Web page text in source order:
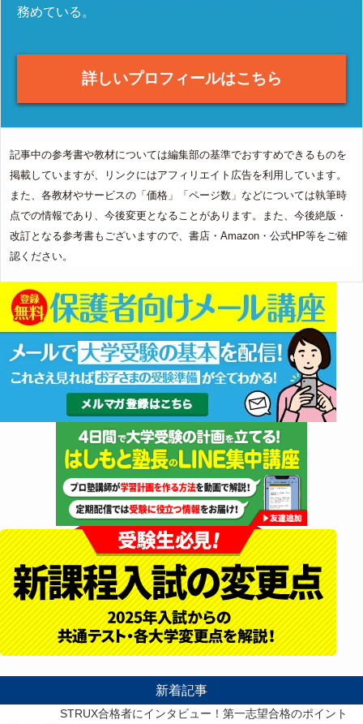
務めている。
詳しいプロフィールはこちら
記事中の参考書や教材については編集部の基準でおすすめできるものを
掲載していますが、リンクにはアフィリエイト広告を利用しています。
また、各教材やサービスの「価格」「ページ数」などについては執筆時
点での情報であり、今後変更となることがあります。また、今後絶版・
改訂となる参考書もございますので、書店・Amazon・公式HP等をご確
認ください。
新着記事
STRUX合格者にインタビュー！第一志望合格のポイント